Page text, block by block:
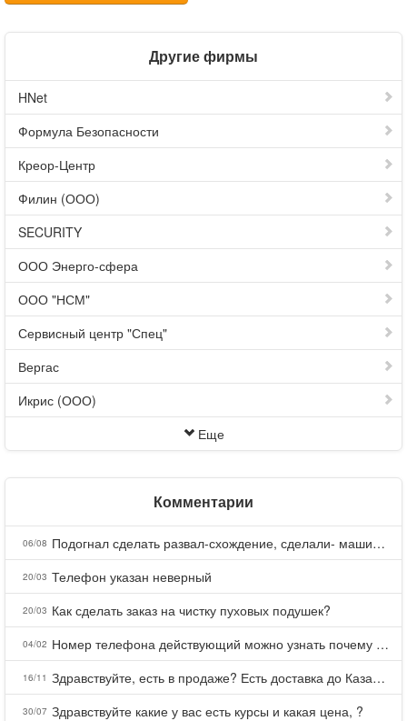
Другие фирмы
HNet
Формула Безопасности
Креор-Центр
Филин (ООО)
SECURITY
ООО Энерго-сфера
ООО "НСМ"
Сервисный центр "Спец"
Вергас
Икрис (ООО)
Еще
Комментарии
06/08 Подогнал сделать развал-схождение, сделали- машина уходит на право и колеса проверил все хорошо с атмосферами ужас как можно делать авто, не ужели не берегут свою репутацию, не советую.
20/03 Телефон указан неверный
20/03 Как сделать заказ на чистку пуховых подушек?
04/02 Номер телефона действующий можно узнать почему номер неправельный
16/11 Здравствуйте, есть в продаже? Есть доставка до Казани?
30/07 Здравствуйте какие у вас есть курсы и какая цена, ?